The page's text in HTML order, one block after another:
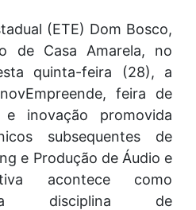
(ETE) Dom Bosco,
de Casa Amarela, no
quinta-feira (28), a
feira de
e inovação promovida
subsequentes de
e Produção de Áudio e
acontece como
disciplina de